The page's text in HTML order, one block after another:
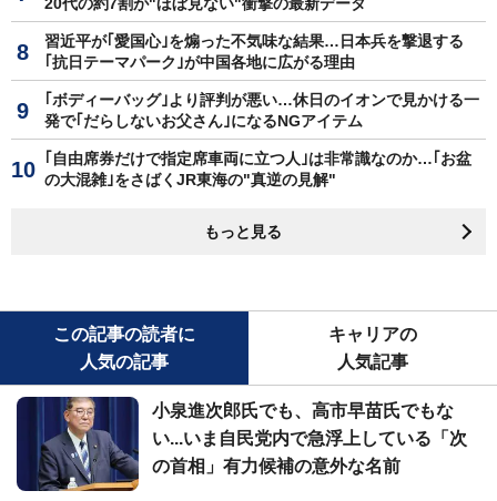
習近平が｢愛国心｣を煽った不気味な結果…日本兵を撃退する
｢抗日テーマパーク｣が中国各地に広がる理由
｢ボディーバッグ｣より評判が悪い…休日のイオンで見かける一
発で｢だらしないお父さん｣になるNGアイテム
｢自由席券だけで指定席車両に立つ人｣は非常識なのか…｢お盆
の大混雑｣をさばくJR東海の"真逆の見解"
もっと見る
この記事の読者に
人気の記事
キャリアの
人気記事
小泉進次郎氏でも、高市早苗氏でもな
い...いま自民党内で急浮上している「次
の首相」有力候補の意外な名前